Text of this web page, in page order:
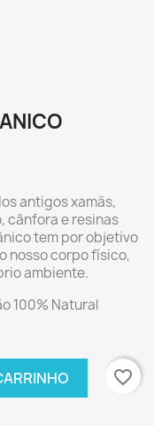
antigos xamãs,
cânfora e resinas
tem por objetivo
nosso corpo físico,
ambiente.
100% Natural
favorite_border